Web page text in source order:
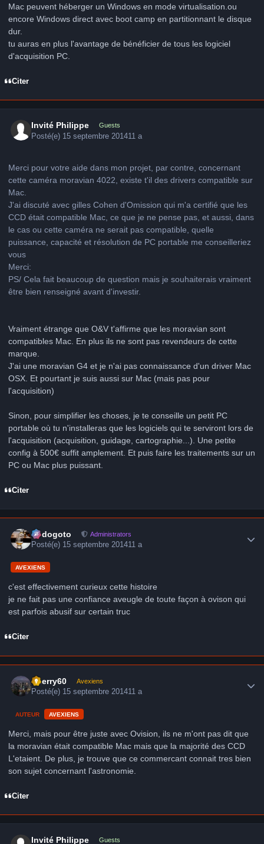
Mac peuvent héberger un Windows en mode virtualisation.ou
encore Windows direct avec boot camp en partitionnant le disque
dur.
tu auras en plus l'avantage de bénéficier de tous les logiciel
d'acquisition PC.
Citer
Invité Philippe Guests
Posté(e) 15 septembre 201411 a
Merci pour votre aide dans mon projet, par contre, concernant
cette caméra moravian 4022, existe t'il des drivers compatible sur
Mac.
J'ai discuté avec gilles Cohen d'Omission qui m'a certifié que les
CCD était compatible Mac, ce que je ne pense pas, et aussi, dans
le cas ou cette caméra ne serait pas compatible, quelle
puissance, capacité et résolution de PC portable me conseilleriez
vous
Merci:
PS/ Cela fait beaucoup de question mais je souhaiterais vraiment
être bien renseigné avant d'investir.
Vraiment étrange que O&V t'affirme que les moravian sont
compatibles Mac. En plus ils ne sont pas revendeurs de cette
marque.
J'ai une moravian G4 et je n'ai pas connaissance d'un driver Mac
OSX. Et pourtant je suis aussi sur Mac (mais pas pour
l'acquisition)
Sinon, pour simplifier les choses, je te conseille un petit PC
portable où tu n'installeras que les logiciels qui te serviront lors de
l'acquisition (acquisition, guidage, cartographie...). Une petite
config à 500€ suffit amplement. Et puis faire les traitements sur un
PC ou Mac plus puissant.
Citer
frédogoto Administrators
Posté(e) 15 septembre 201411 a
AVEXIENS
c'est effectivement curieux cette histoire
je ne fait pas une confiance aveugle de toute façon à ovison qui
est parfois abusif sur certain truc
Citer
thierry60 Avexiens
Posté(e) 15 septembre 201411 a
AUTEUR AVEXIENS
Merci, mais pour être juste avec Ovision, ils ne m'ont pas dit que
la moravian était compatible Mac mais que la majorité des CCD
L'etaient. De plus, je trouve que ce commercant connait tres bien
son sujet concernant l'astronomie.
Citer
Invité Philippe Guests